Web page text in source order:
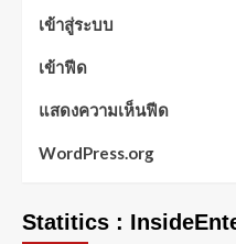
เข้าสู่ระบบ
เข้าฟีด
แสดงความเห็นฟีด
WordPress.org
Statitics :